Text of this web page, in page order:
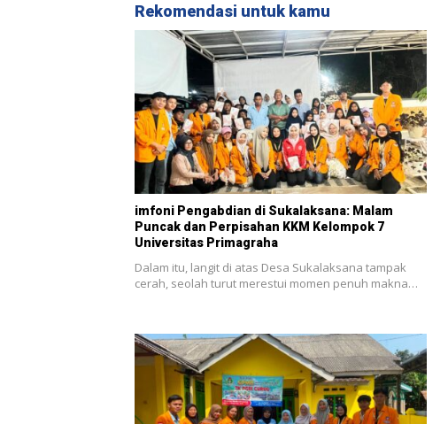
Rekomendasi untuk kamu
imfoni Pengabdian di Sukalaksana: Malam
Puncak dan Perpisahan KKM Kelompok 7
Universitas Primagraha
Dalam itu, langit di atas Desa Sukalaksana tampak
cerah, seolah turut merestui momen penuh makna…